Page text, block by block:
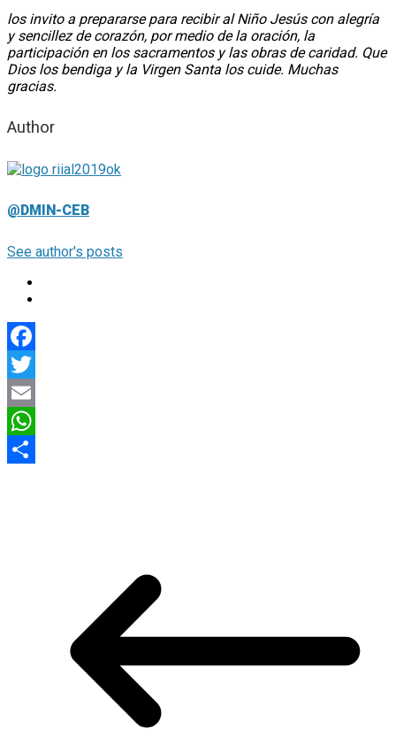
los invito a prepararse para recibir al Niño Jesús con alegría
y sencillez de corazón, por medio de la oración, la
participación en los sacramentos y las obras de caridad. Que
Dios los bendiga y la Virgen Santa los cuide. Muchas
gracias.
Author
@DMIN-CEB
See author's posts
Facebook
Twitter
Email
WhatsApp